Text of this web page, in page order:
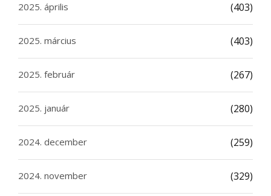
2025. április (403)
2025. március (403)
2025. február (267)
2025. január (280)
2024. december (259)
2024. november (329)